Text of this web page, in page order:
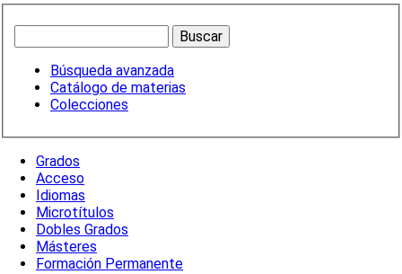
Búsqueda avanzada
Catálogo de materias
Colecciones
Grados
Acceso
Idiomas
Microtítulos
Dobles Grados
Másteres
Formación Permanente